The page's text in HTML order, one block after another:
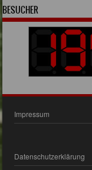
BESUCHER
Impressum
Datenschutzerklärung